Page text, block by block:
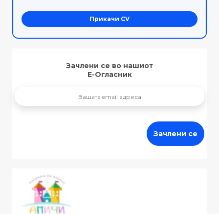
Прикачи CV
Зачлени се во нашиот
Е-Огласник